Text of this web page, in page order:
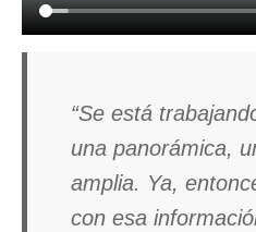
“Se está
una panorámica,
amplia. Ya,
con esa